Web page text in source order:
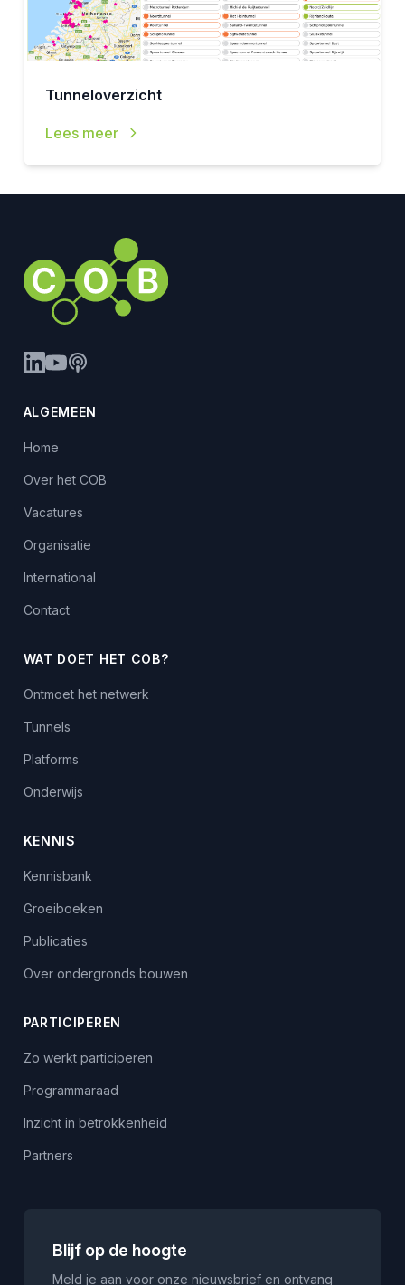
Tunneloverzicht
Lees meer
ALGEMEEN
Home
Over het COB
Vacatures
Organisatie
International
Contact
WAT DOET HET COB?
Ontmoet het netwerk
Tunnels
Platforms
Onderwijs
KENNIS
Kennisbank
Groeiboeken
Publicaties
Over ondergronds bouwen
PARTICIPEREN
Zo werkt participeren
Programmaraad
Inzicht in betrokkenheid
Partners
Blijf op de hoogte
Meld je aan voor onze nieuwsbrief en ontvang